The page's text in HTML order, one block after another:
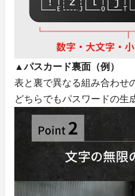
▲パスカード裏面（例）
表と裏で異なる組み合わせ
どちらでもパスワードの生